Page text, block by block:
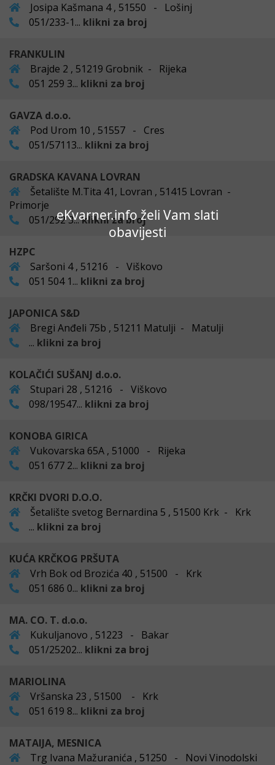
eKvarner.info želi Vam slati
obavijesti
Josipa Kašmana 4 , 51550 - Lošinj
051/233-1... klikni za broj
FRANKULIN
Brajde 2 , 51219 Grobnik - Rijeka
051 259 3... klikni za broj
GAVZA d.o.o.
Pod Urom 10 , 51557 - Cres
051/57113... klikni za broj
GRADSKA KAVANA LOVRAN
Šetalište M.Tita 41, Lovran , 51415 Lovran -
Primorje
051/292 3...klikni za broj
HZPC
Saršoni 4 , 51216 - Viškovo
051 504 1... klikni za broj
JAPONICA S&D
Bregi Anđeli 75b , 51211 Matulji - Matulji
... klikni za broj
KOLAČIĆI SUŠANJ d.o.o.
Stupari 28 , 51216 - Viškovo
098/19547... klikni za broj
KONOBA GIRICA
Vukovarska 65A , 51000 - Rijeka
051 677 2... klikni za broj
KRČKI DVORI D.O.O.
Šetalište svetog Bernardina 5 , 51500 Krk - Krk
... klikni za broj
KUĆA KRČKOG PRŠUTA
Vrh Bok od Brozića 40 , 51500 - Krk
051 686 0... klikni za broj
MA. CO. T. d.o.o.
Kukuljanovo , 51223 - Bakar
051/25202... klikni za broj
MARIOLINA
Vršanska 23 , 51500 - Krk
051 619 8... klikni za broj
MATAIJA, MESNICA
Trg Ivana Mažuranića , 51250 - Novi Vinodolski